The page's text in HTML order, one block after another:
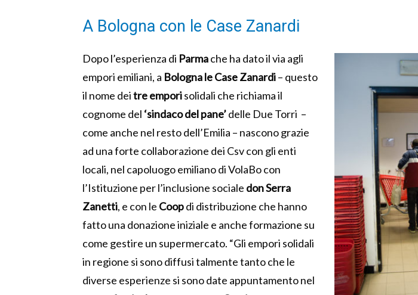
A Bologna con le Case Zanardi
Dopo l’esperienza di Parmache ha dato il via agli
empori emiliani, a Bologna le Case Zanardi– questo
il nome deitre emporisolidali che richiama il
cognome del ‘sindaco del pane’delle Due Torri –
come anche nel resto dell’Emilia – nascono grazie
ad una forte collaborazione dei Csv con gli enti
locali, nel capoluogo emiliano di VolaBo con
l’Istituzione per l’inclusione sociale don Serra
Zanetti, e con le Coopdi distribuzione che hanno
fatto una donazione iniziale e anche formazione su
come gestire un supermercato. “Gli empori solidali
in regione si sono diffusi talmente tanto che le
diverse esperienze si sono date appuntamento nel